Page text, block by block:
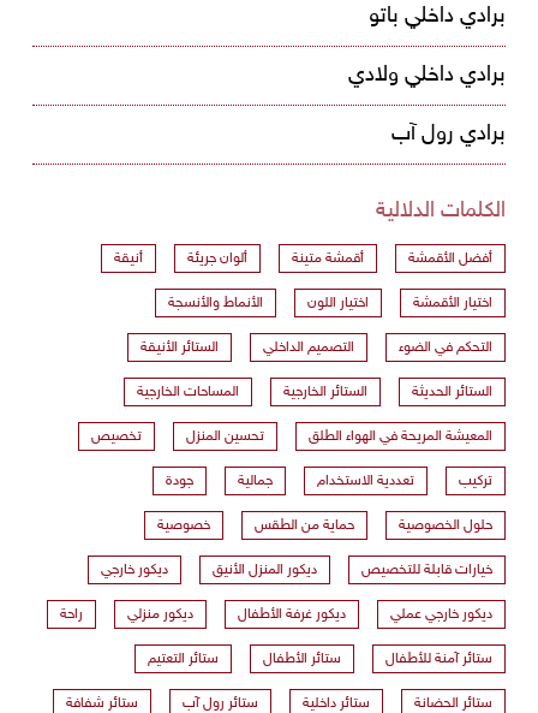
برادي داخلي باتو
برادي داخلي ولادي
برادي رول آب
الكلمات الدلالية
أفضل الأقمشة أقمشة متينة ألوان جريئة أنيقة
اختيار الأقمشة اختيار اللون الأنماط والأنسجة
التحكم في الضوء التصميم الداخلي الستائر الأنيقة
الستائر الحديثة الستائر الخارجية المساحات الخارجية
المعيشة المريحة في الهواء الطلق تحسين المنزل تخصيص
تركيب تعددية الاستخدام جمالية جودة
حلول الخصوصية حماية من الطقس خصوصية
خيارات قابلة للتخصيص ديكور المنزل الأنيق ديكور خارجي
ديكور خارجي عملي ديكور غرفة الأطفال ديكور منزلي راحة
ستائر آمنة للأطفال ستائر الأطفال ستائر التعتيم
ستائر الحضانة ستائر داخلية ستائر رول آب ستائر شفافة